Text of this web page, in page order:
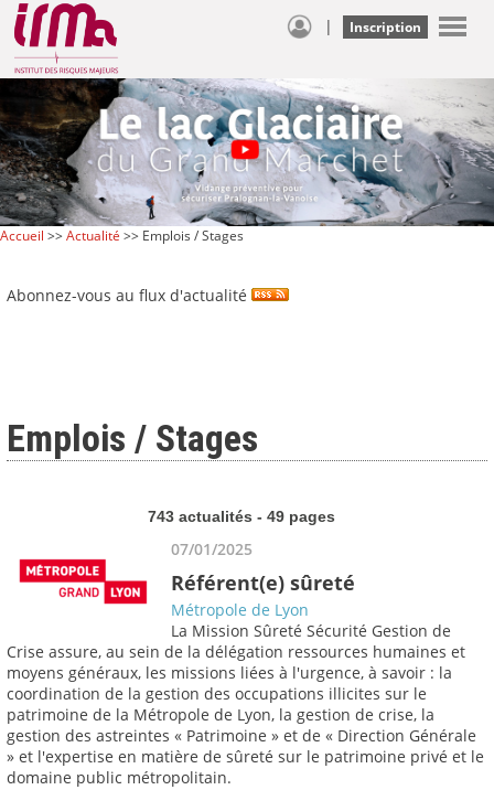
| Inscription
Accueil >>Actualité >> Emplois / Stages
Abonnez-vous au flux d'actualité
Emplois / Stages
743 actualités - 49 pages
07/01/2025
Référent(e) sûreté
Métropole de Lyon
La Mission Sûreté Sécurité Gestion de
Crise assure, au sein de la délégation ressources humaines et
moyens généraux, les missions liées à l'urgence, à savoir : la
coordination de la gestion des occupations illicites sur le
patrimoine de la Métropole de Lyon, la gestion de crise, la
gestion des astreintes « Patrimoine » et de « Direction Générale
» et l'expertise en matière de sûreté sur le patrimoine privé et le
domaine public métropolitain.